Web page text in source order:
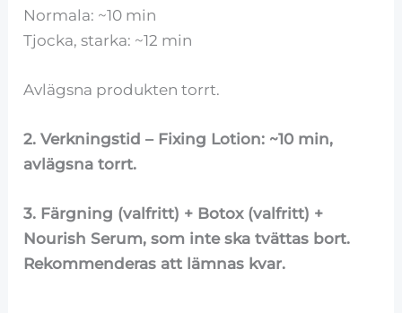
Normala: ~10 min
Tjocka, starka: ~12 min
Avlägsna produkten torrt.
2. Verkningstid – Fixing Lotion: ~10 min,
avlägsna torrt.
3. Färgning (valfritt) + Botox (valfritt) +
Nourish Serum, som inte ska tvättas bort.
Rekommenderas att lämnas kvar.